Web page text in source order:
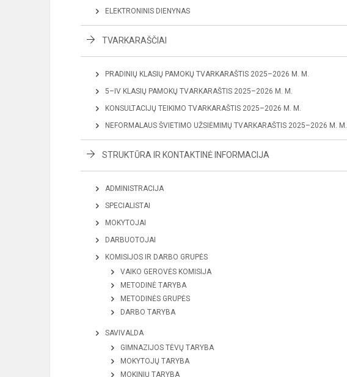
ELEKTRONINIS DIENYNAS
TVARKARAŠČIAI
PRADINIŲ KLASIŲ PAMOKŲ TVARKARAŠTIS 2025–2026 M. M.
5–IV KLASIŲ PAMOKŲ TVARKARAŠTIS 2025–2026 M. M.
KONSULTACIJŲ TEIKIMO TVARKARAŠTIS 2025–2026 M. M.
NEFORMALAUS ŠVIETIMO UŽSIĖMIMŲ TVARKARAŠTIS 2025–2026 M. M.
STRUKTŪRA IR KONTAKTINĖ INFORMACIJA
ADMINISTRACIJA
SPECIALISTAI
MOKYTOJAI
DARBUOTOJAI
KOMISIJOS IR DARBO GRUPĖS
VAIKO GEROVĖS KOMISIJA
METODINĖ TARYBA
METODINĖS GRUPĖS
DARBO TARYBA
SAVIVALDA
GIMNAZIJOS TĖVŲ TARYBA
MOKYTOJŲ TARYBA
MOKINIŲ TARYBA